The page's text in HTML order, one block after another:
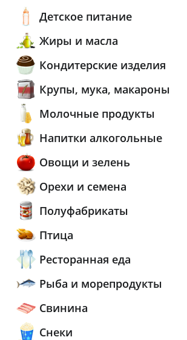
Детское питание
Жиры и масла
Кондитерские изделия
Крупы, мука, макароны
Молочные продукты
Напитки алкогольные
Овощи и зелень
Орехи и семена
Полуфабрикаты
Птица
Ресторанная еда
Рыба и морепродукты
Свинина
Снеки